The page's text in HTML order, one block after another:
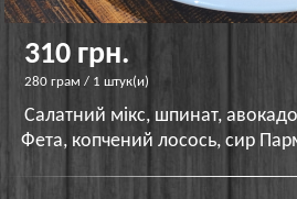
310 грн.
280 грам / 1 штук(и)
Салатний мікс, шпинат,
Фета, копчений лосось, сир